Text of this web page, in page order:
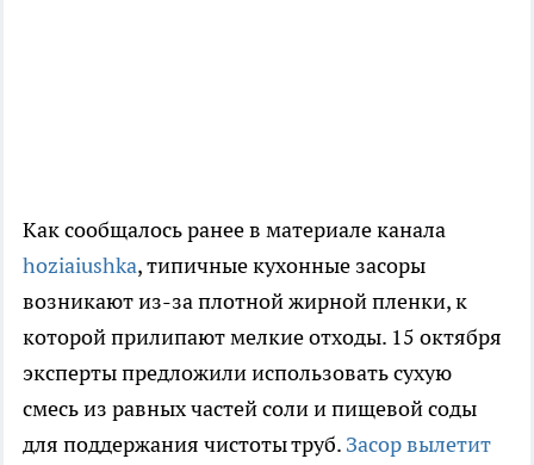
Как сообщалось ранее в материале канала
hoziaiushka, типичные кухонные засоры
возникают из-за плотной жирной пленки, к
которой прилипают мелкие отходы. 15 октября
эксперты предложили использовать сухую
смесь из равных частей соли и пищевой соды
для поддержания чистоты труб. Засор вылетит